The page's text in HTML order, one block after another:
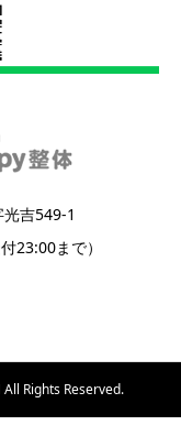
吉549-1
23:00まで）
Rights Reserved.